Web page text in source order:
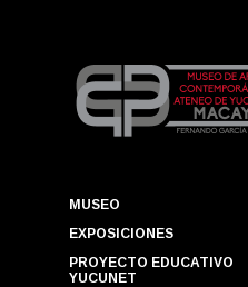
MUSEO
EXPOSICIONES
PROYECTO EDUCATIVO
YUCUNET